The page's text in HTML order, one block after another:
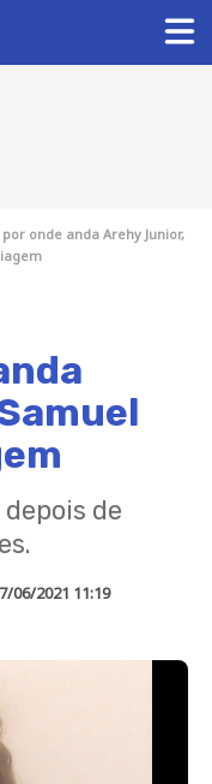
por onde anda Arehy Junior,
de
06/2021 11:19